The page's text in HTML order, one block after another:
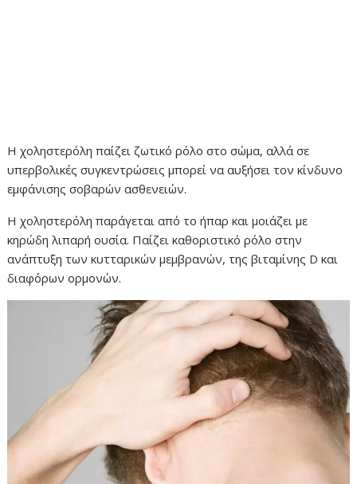
Η χοληστερόλη παίζει ζωτικό ρόλο στο σώμα, αλλά σε
υπερβολικές συγκεντρώσεις μπορεί να αυξήσει τον κίνδυνο
εμφάνισης σοβαρών ασθενειών.
Η χοληστερόλη παράγεται από το ήπαρ και μοιάζει με
κηρώδη λιπαρή ουσία. Παίζει καθοριστικό ρόλο στην
ανάπτυξη των κυτταρικών μεμβρανών, της βιταμίνης D και
διαφόρων ορμονών.